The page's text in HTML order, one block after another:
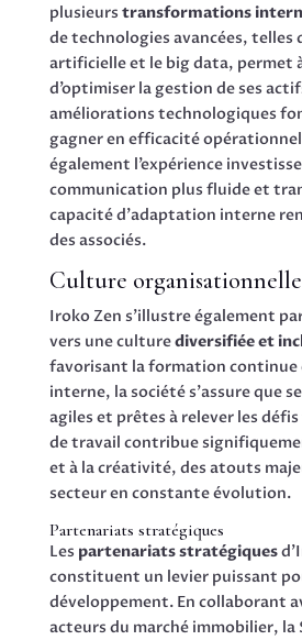
plusieurs transformations
de technologies avancées, telles
artificielle et le big data, permet à
d’optimiser la gestion de ses
améliorations technologiques
gagner en efficacité
également l’expérience
communication plus fluide et
capacité d’adaptation interne
des associés.
Culture organisationnelle
Iroko Zen s’illustre également
vers une culturediversifiée et
favorisant la formation continue
interne, la société s’assure que
agiles et prêtes à relever les
de travail contribue
et à la créativité, des atouts
secteur en constante évolution.
Partenariats stratégiques
Les partenariats stratégiques
constituent un levier puissant
développement. En collaborant
acteurs du marché immobilier, la